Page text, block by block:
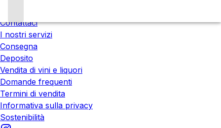
Contattaci
I nostri servizi
Consegna
Deposito
Vendita di vini e liquori
Domande frequenti
Termini di vendita
Informativa sulla privacy
Sostenibilità